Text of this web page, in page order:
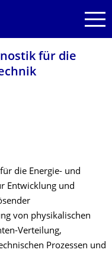
für die
die Energie- und
Entwicklung und
von physikalischen
Verteilung,
Prozessen und